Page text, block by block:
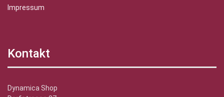
Impressum
Kontakt
Dynamica Shop